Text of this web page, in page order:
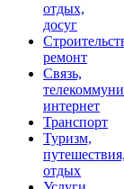
отдых,
досуг
ремонт
Связь,
интернет
Транспорт
Туризм,
путешествия,
отдых